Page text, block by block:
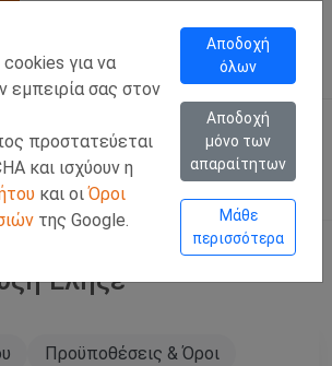
για να
εμπειρία σας στον
προστατεύεται
και ισχύουν η
και οιΌροι
της Google.
Αποδοχή
όλων
Αποδοχή
μόνο των
απαραίτητων
Μάθε
περισσότερα
Viber Chat +357 97443393
WhatsApp Chat
Ελλ ΣΥΝΔΕΣΗ
Έληξε
Προϋποθέσεις & Όροι